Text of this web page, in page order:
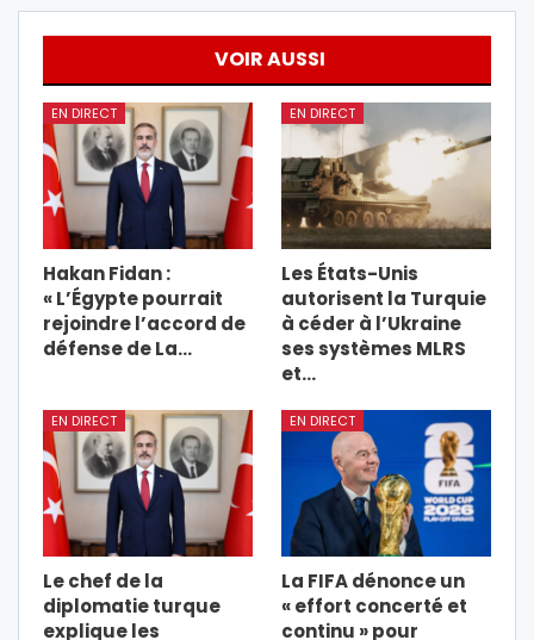
VOIR AUSSI
EN DIRECT
Hakan Fidan :
« L’Égypte pourrait
rejoindre l’accord de
défense de La…
EN DIRECT
Les États-Unis
autorisent la Turquie
à céder à l’Ukraine
ses systèmes MLRS
et…
EN DIRECT
Le chef de la
diplomatie turque
explique les
EN DIRECT
La FIFA dénonce un
« effort concerté et
continu » pour